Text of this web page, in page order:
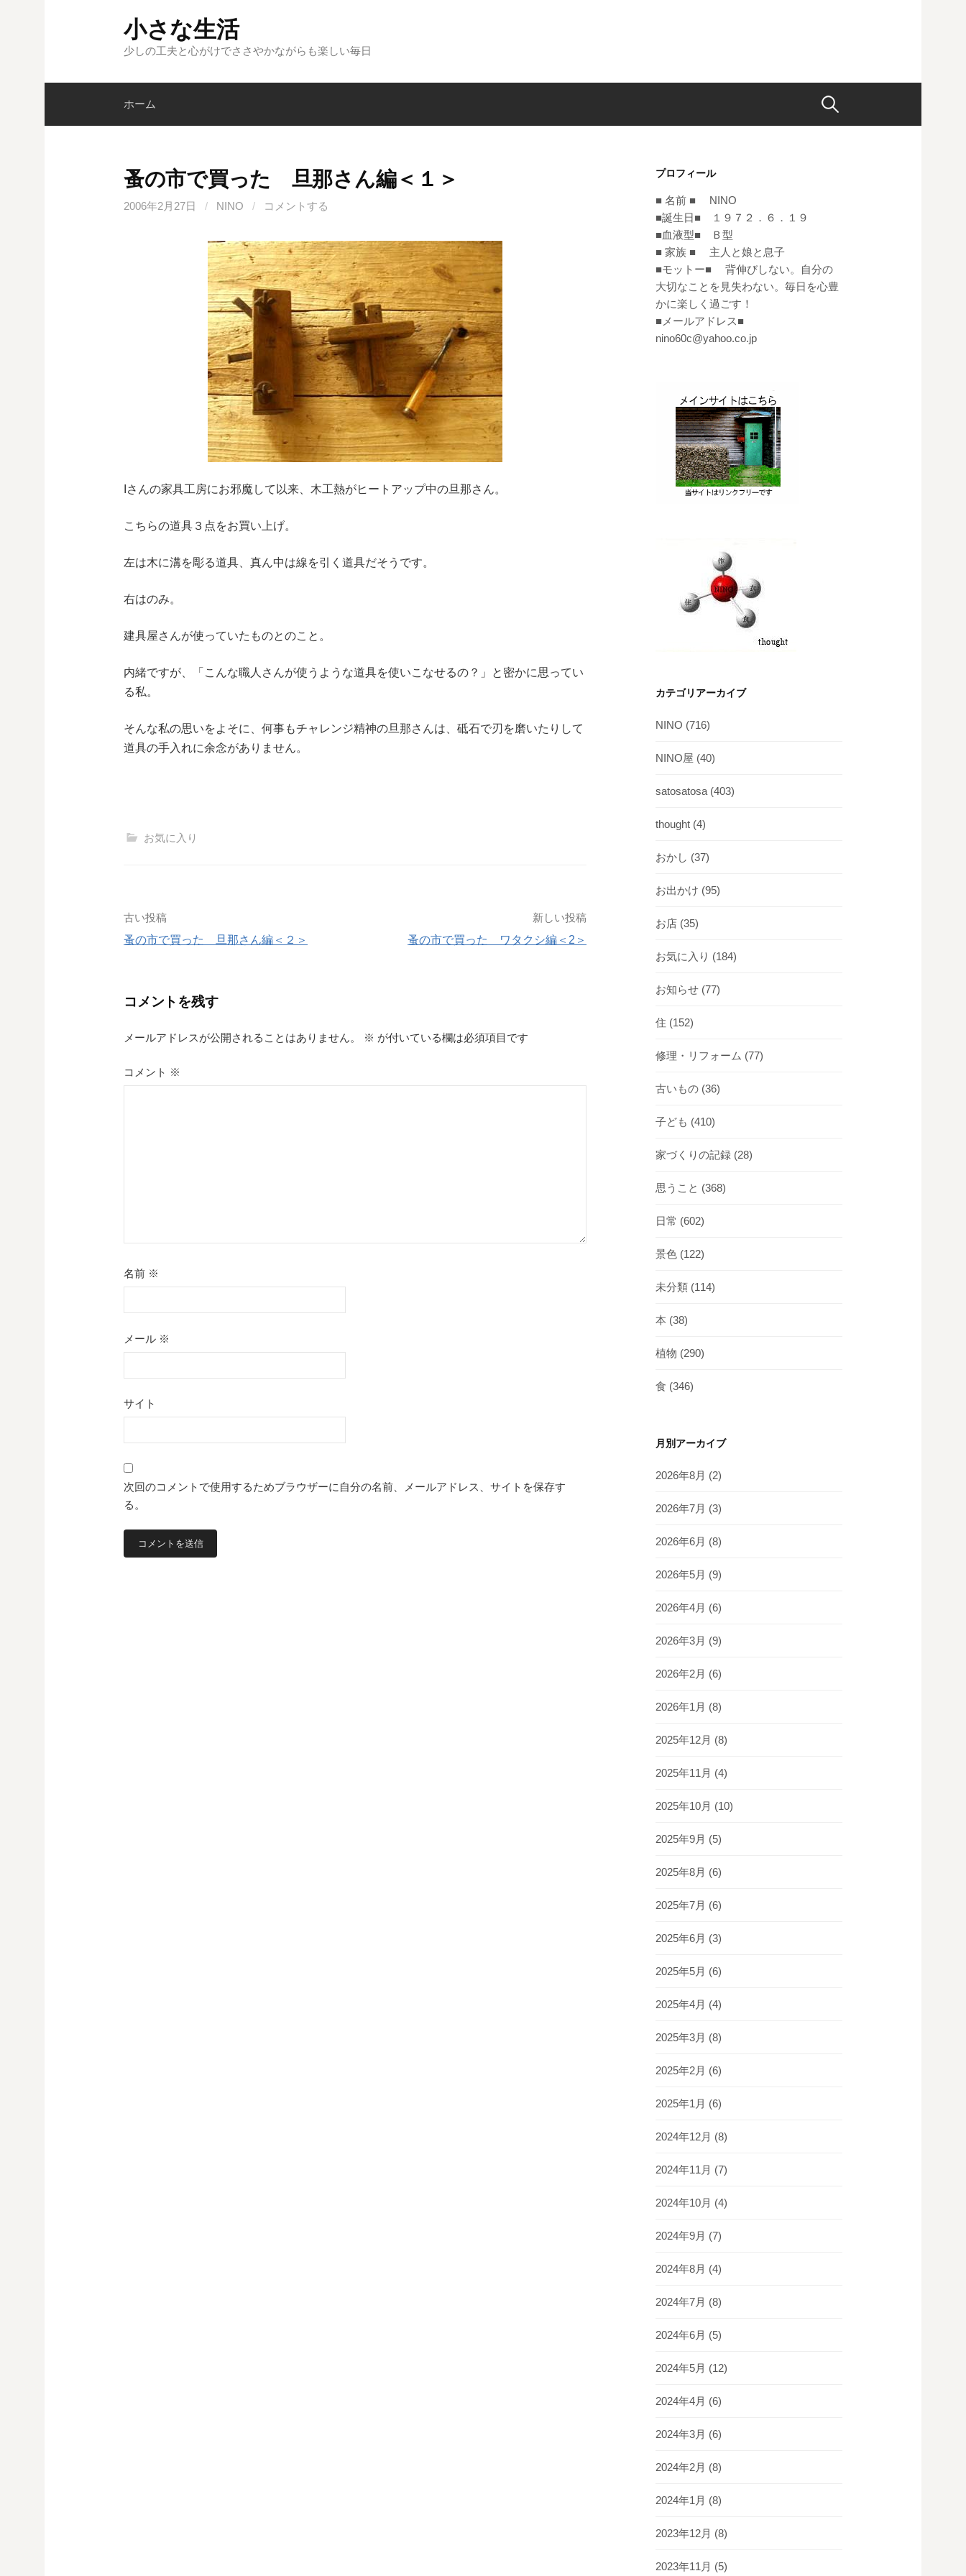
ツ
ス
小さな生活
少しの工夫と心がけでささやかながらも楽しい毎日
ホーム 検
蚤の市で買った 旦那さん編＜１＞
2006年2月27日 / NINO / コメントする
Iさんの家具工房にお邪魔して以来、木工熱がヒートアップ中の旦那さん。
こちらの道具３点をお買い上げ。
左は木に溝を彫る道具、真ん中は線を引く道具だそうです。
右はのみ。
建具屋さんが使っていたものとのこと。
内緒ですが、「こんな職人さんが使うような道具を使いこなせるの？」と密かに思ってい
る私。
そんな私の思いをよそに、何事もチャレンジ精神の旦那さんは、砥石で刃を磨いたりして
道具の手入れに余念がありません。
お気に入り
投
稿
ビ
ゲ
ー
古い投稿
蚤の市で買った 旦那さん編＜２＞
新しい投稿
蚤の市で買った ワタクシ編＜2＞
コメントを残す
メールアドレスが公開されることはありません。 ※ が付いている欄は必須項目です
コメント ※
名前 ※
メール ※
サイト
次回のコメントで使用するためブラウザーに自分の名前、メールアドレス、サイトを保存す
る。
プロフィール
■ 名前 ■ NINO
■誕生日■ １９７２．６．１９
■血液型■ Ｂ型
■ 家族 ■ 主人と娘と息子
■モットー■ 背伸びしない。自分の
大切なことを見失わない。毎日を心豊
かに楽しく過ごす！
■メールアドレス■
nino60c@yahoo.co.jp
カテゴリアーカイブ
NINO (716)
NINO屋 (40)
satosatosa (403)
thought (4)
おかし (37)
お出かけ (95)
お店 (35)
お気に入り (184)
お知らせ (77)
住 (152)
修理・リフォーム (77)
古いもの (36)
子ども (410)
家づくりの記録 (28)
思うこと (368)
日常 (602)
景色 (122)
未分類 (114)
本 (38)
植物 (290)
食 (346)
月別アーカイブ
2026年8月 (2)
2026年7月 (3)
2026年6月 (8)
2026年5月 (9)
2026年4月 (6)
2026年3月 (9)
2026年2月 (6)
2026年1月 (8)
2025年12月 (8)
2025年11月 (4)
2025年10月 (10)
2025年9月 (5)
2025年8月 (6)
2025年7月 (6)
2025年6月 (3)
2025年5月 (6)
2025年4月 (4)
2025年3月 (8)
2025年2月 (6)
2025年1月 (6)
2024年12月 (8)
2024年11月 (7)
2024年10月 (4)
2024年9月 (7)
2024年8月 (4)
2024年7月 (8)
2024年6月 (5)
2024年5月 (12)
2024年4月 (6)
2024年3月 (6)
2024年2月 (8)
2024年1月 (8)
2023年12月 (8)
2023年11月 (5)